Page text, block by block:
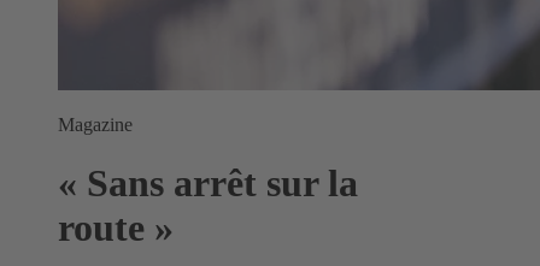
Magazine
« Sans arrêt sur la
route »